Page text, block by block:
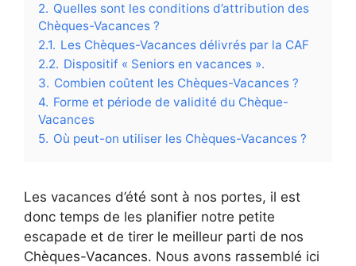
2. Quelles sont les conditions d’attribution des
Chèques-Vacances ?
2.1. Les Chèques-Vacances délivrés par la CAF
2.2. Dispositif « Seniors en vacances ».
3. Combien coûtent les Chèques-Vacances ?
4. Forme et période de validité du Chèque-
Vacances
5. Où peut-on utiliser les Chèques-Vacances ?
Les vacances d’été sont à nos portes, il est
donc temps de les planifier notre petite
escapade et de tirer le meilleur parti de nos
Chèques-Vacances. Nous avons rassemblé ici